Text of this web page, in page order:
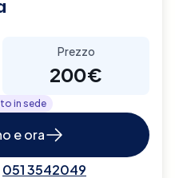
Prezzo
200€
in sede
e ora
051 3542049